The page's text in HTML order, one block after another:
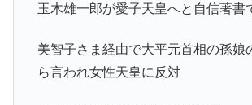
玉木雄一郎が愛子天皇へと自信著書
美智子さま経由で大平元首相の孫娘
ら言われ女性天皇に反対